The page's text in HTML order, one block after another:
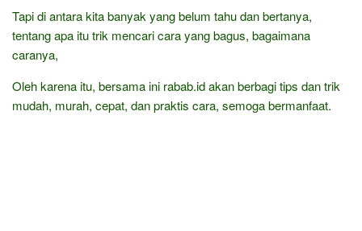
Tapi di antara kita banyak yang belum tahu dan bertanya,
tentang apa itu trik mencari cara yang bagus, bagaimana
caranya,
Oleh karena itu, bersama ini rabab.id akan berbagi tips dan trik
mudah, murah, cepat, dan praktis cara, semoga bermanfaat.